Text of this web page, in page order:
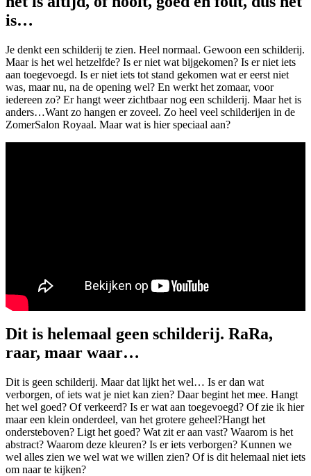
is…
Je denkt een schilderij te zien. Heel normaal. Gewoon een schilderij.
Maar is het wel hetzelfde? Is er niet wat bijgekomen? Is er niet iets
aan toegevoegd. Is er niet iets tot stand gekomen wat er eerst niet
was, maar nu, na de opening wel? En werkt het zomaar, voor
iedereen zo? Er hangt weer zichtbaar nog een schilderij. Maar het is
anders…Want zo hangen er zoveel. Zo heel veel schilderijen in de
ZomerSalon Royaal. Maar wat is hier speciaal aan?
Dit is helemaal geen schilderij. RaRa,
raar, maar waar…
Dit is geen schilderij. Maar dat lijkt het wel… Is er dan wat
verborgen, of iets wat je niet kan zien? Daar begint het mee. Hangt
het wel goed? Of verkeerd? Is er wat aan toegevoegd? Of zie ik hier
maar een klein onderdeel, van het grotere geheel?Hangt het
ondersteboven? Ligt het goed? Wat zit er aan vast? Waarom is het
abstract? Waarom deze kleuren? Is er iets verborgen? Kunnen we
wel alles zien we wel wat we willen zien? Of is dit helemaal niet iets
om naar te kijken?